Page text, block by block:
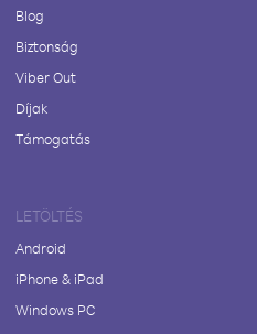
Blog
Biztonság
Viber Out
Díjak
Támogatás
LETÖLTÉS
Android
iPhone & iPad
Windows PC